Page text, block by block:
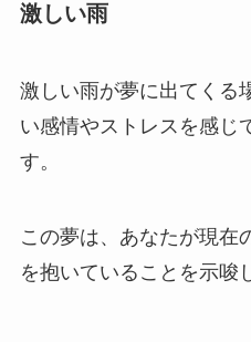
激しい雨
激しい雨が夢に出てくる
い感情やストレスを感じ
す。
この夢は、あなたが現在
を抱いていることを示唆